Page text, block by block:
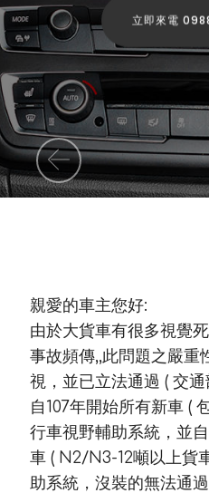
立即來電
Previous
親愛的車主您好:
由於大貨車有很多視覺
事故頻傳,,此問題之嚴重
視，並已立法通過 ( 交通
自107年開始所有新車 (
行車視野輔助系統，並
車 ( N2/N3-12噸以上貨
助系統，沒裝的無法通